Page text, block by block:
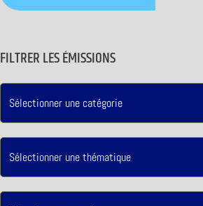
FILTRER LES ÉMISSIONS